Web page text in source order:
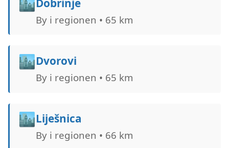
By i regionen • 65 km
🏙️Dvorovi
By i regionen • 65 km
🏙️Liješnica
By i regionen • 66 km